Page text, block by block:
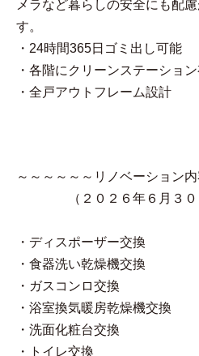
メラなど暮らしの安全にも配
す。
・24時間365日ゴミ出し可能
・各階にクリーンステーショ
・全戸アウトフレーム設計
～～～～～～リノベーション
（２０２６年６月３０日
・ディスポーザー交換
・食器洗い乾燥機交換
・ガスコンロ交換
・浴室換気暖房乾燥機交換
・洗面化粧台交換
・トイレ交換